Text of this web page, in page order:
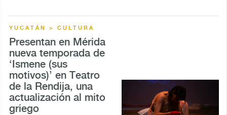
YUCATÁN > CULTURA
Presentan en Mérida
nueva temporada de
‘Ismene (sus
motivos)’ en Teatro
de la Rendija, una
actualización al mito
griego